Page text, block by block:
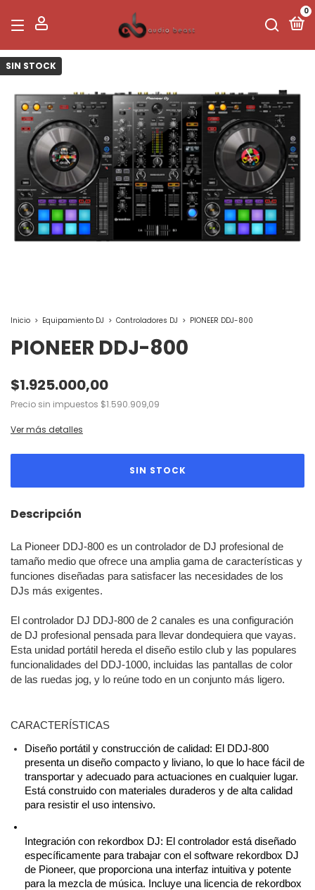
0
SIN STOCK
Inicio > Equipamiento DJ > Controladores DJ > PIONEER DDJ-800
PIONEER DDJ-800
$1.925.000,00
Precio sin impuestos $1.590.909,09
Ver más detalles
Descripción
La Pioneer DDJ-800 es un controlador de DJ profesional de
tamaño medio que ofrece una amplia gama de características y
funciones diseñadas para satisfacer las necesidades de los
DJs más exigentes.
El controlador DJ DDJ-800 de 2 canales es una configuración
de DJ profesional pensada para llevar dondequiera que vayas.
Esta unidad portátil hereda el diseño estilo club y las populares
funcionalidades del DDJ-1000, incluidas las pantallas de color
de las ruedas jog, y lo reúne todo en un conjunto más ligero.
CARACTERÍSTICAS
Diseño portátil y construcción de calidad: El DDJ-800
presenta un diseño compacto y liviano, lo que lo hace fácil de
transportar y adecuado para actuaciones en cualquier lugar.
Está construido con materiales duraderos y de alta calidad
para resistir el uso intensivo.
Integración con rekordbox DJ: El controlador está diseñado
específicamente para trabajar con el software rekordbox DJ
de Pioneer, que proporciona una interfaz intuitiva y potente
para la mezcla de música. Incluye una licencia de rekordbox